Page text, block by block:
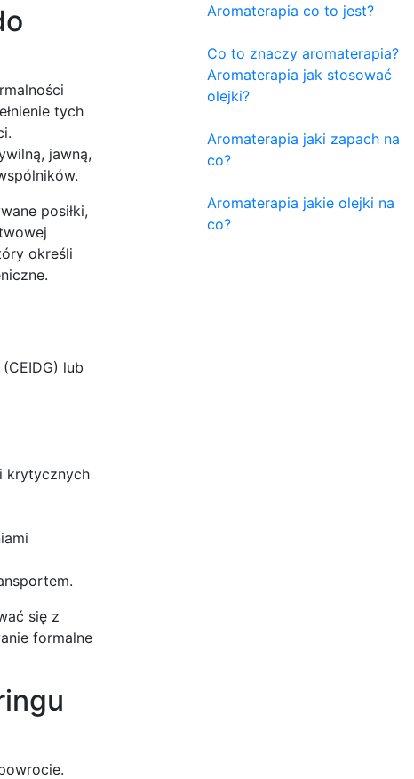
tych
jawną,
posiłki,
określi
lub
krytycznych
się z
formalne
Aromaterapia co to jest?
Co to znaczy aromaterapia?
Aromaterapia jak stosować
olejki?
Aromaterapia jaki zapach na
co?
Aromaterapia jakie olejki na
co?